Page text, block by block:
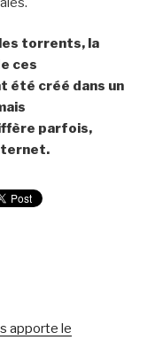
torrents, la
ces
été créé dans un
parfois,
apporte le